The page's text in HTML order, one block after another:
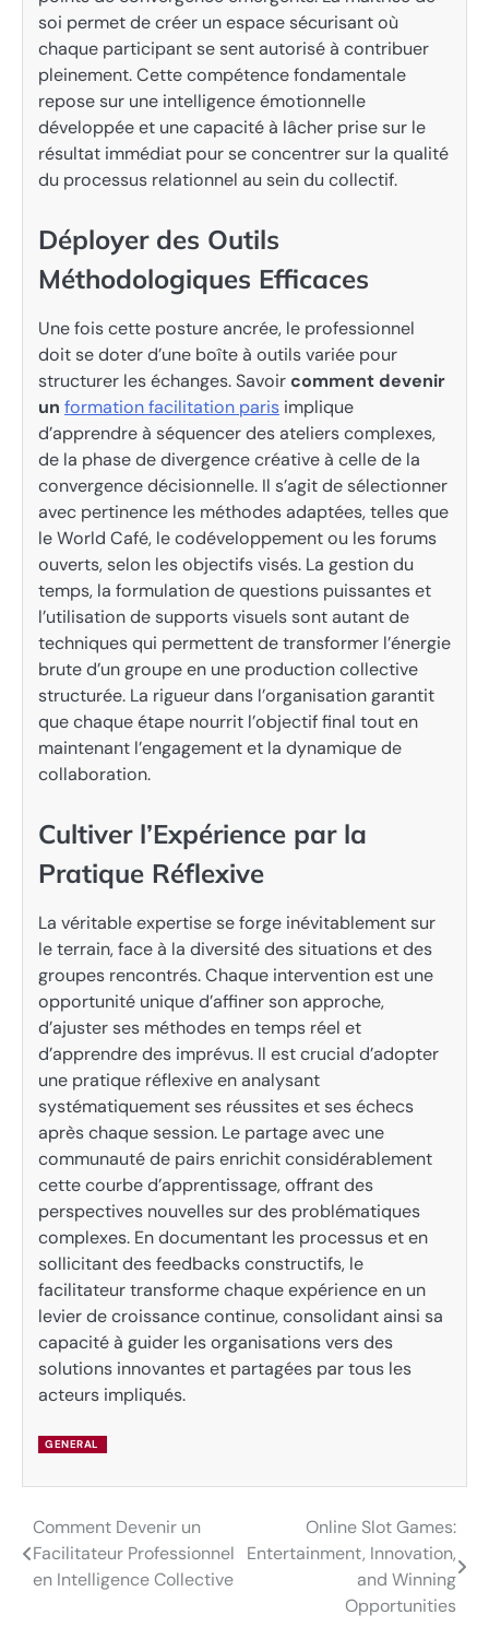
soi permet de créer un espace sécurisant où
chaque participant se sent autorisé à contribuer
pleinement. Cette compétence fondamentale
repose sur une intelligence émotionnelle
développée et une capacité à lâcher prise sur le
résultat immédiat pour se concentrer sur la qualité
du processus relationnel au sein du collectif.
Déployer des Outils
Méthodologiques Efficaces
Une fois cette posture ancrée, le professionnel
doit se doter d’une boîte à outils variée pour
structurer les échanges. Savoircomment devenir
un formation facilitation paris implique
d’apprendre à séquencer des ateliers complexes,
de la phase de divergence créative à celle de la
convergence décisionnelle. Il s’agit de sélectionner
avec pertinence les méthodes adaptées, telles que
le World Café, le codéveloppement ou les forums
ouverts, selon les objectifs visés. La gestion du
temps, la formulation de questions puissantes et
l’utilisation de supports visuels sont autant de
techniques qui permettent de transformer l’énergie
brute d’un groupe en une production collective
structurée. La rigueur dans l’organisation garantit
que chaque étape nourrit l’objectif final tout en
maintenant l’engagement et la dynamique de
collaboration.
Cultiver l’Expérience par la
Pratique Réflexive
La véritable expertise se forge inévitablement sur
le terrain, face à la diversité des situations et des
groupes rencontrés. Chaque intervention est une
opportunité unique d’affiner son approche,
d’ajuster ses méthodes en temps réel et
d’apprendre des imprévus. Il est crucial d’adopter
une pratique réflexive en analysant
systématiquement ses réussites et ses échecs
après chaque session. Le partage avec une
communauté de pairs enrichit considérablement
cette courbe d’apprentissage, offrant des
perspectives nouvelles sur des problématiques
complexes. En documentant les processus et en
sollicitant des feedbacks constructifs, le
facilitateur transforme chaque expérience en un
levier de croissance continue, consolidant ainsi sa
capacité à guider les organisations vers des
solutions innovantes et partagées par tous les
acteurs impliqués.
GENERAL
Post
navigation
Comment Devenir un
Facilitateur Professionnel
en Intelligence Collective
Online Slot Games:
Entertainment, Innovation,
and Winning
Opportunities